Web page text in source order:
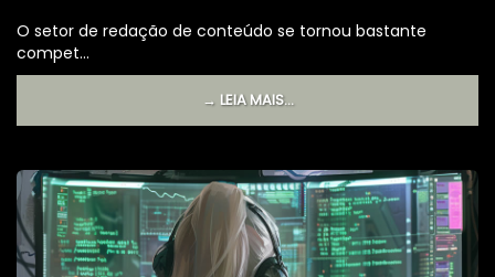
avançada?
O setor de redação de conteúdo se tornou bastante
compet...
→ LEIA MAIS...